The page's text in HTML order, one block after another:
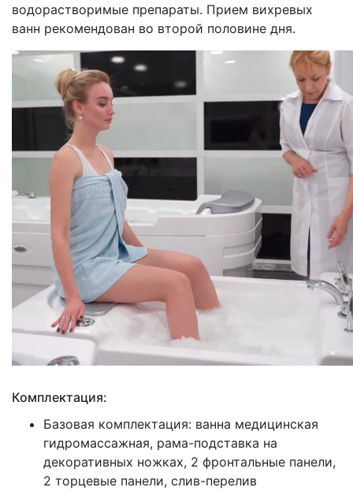
водорастворимые препараты. Прием вихревых
ванн рекомендован во второй половине дня.
Комплектация:
Базовая комплектация: ванна медицинская
гидромассажная, рама-подставка на
декоративных ножках, 2 фронтальные панели,
2 торцевые панели, слив-перелив